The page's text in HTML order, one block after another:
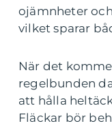
ojämnheter
vilket sparar
När det
regelbunden
att hålla
Fläckar bör